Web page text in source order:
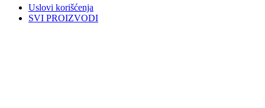
Uslovi korišćenja
SVI PROIZVODI